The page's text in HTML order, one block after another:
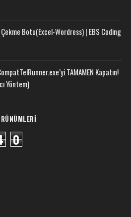
Botu(Excel-Wordress) | EBS Coding
TAMAMEN Kapatın!
Yöntem)
0